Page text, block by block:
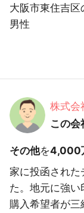
大阪市東住吉
男性
株式会
この会
その他を4,000
家に投函され
た。地元に強
購入希望者が三